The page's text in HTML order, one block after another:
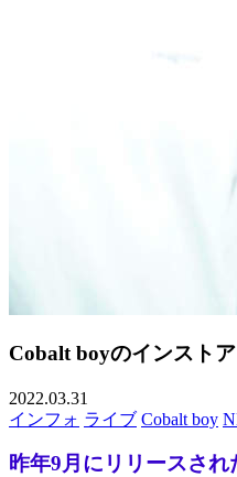
Cobalt boyのインスト
2022.03.31
インフォ ライブ Cobalt boy
昨年9月にリリースさ